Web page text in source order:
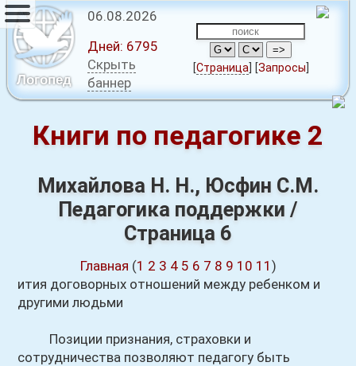
Логопед
06.08.2026
Дней: 6795
Скрыть
баннер
[Страница [Запросы
Книги по педагогике 2
Михайлова Н. Н., Юсфин С.М.
Педагогика поддержки /
Страница 6
Главная (1 2 3 4 5 6 7 8 9 10 11 )
ития договорных отношений между ребенком и
другими людьми
Позиции признания, страховки и
сотрудничества позволяют педагогу быть